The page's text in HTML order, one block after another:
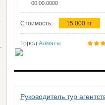
00.00.0000
Стоимость: 15 000 тг.
Город Алматы
Руководитель тур